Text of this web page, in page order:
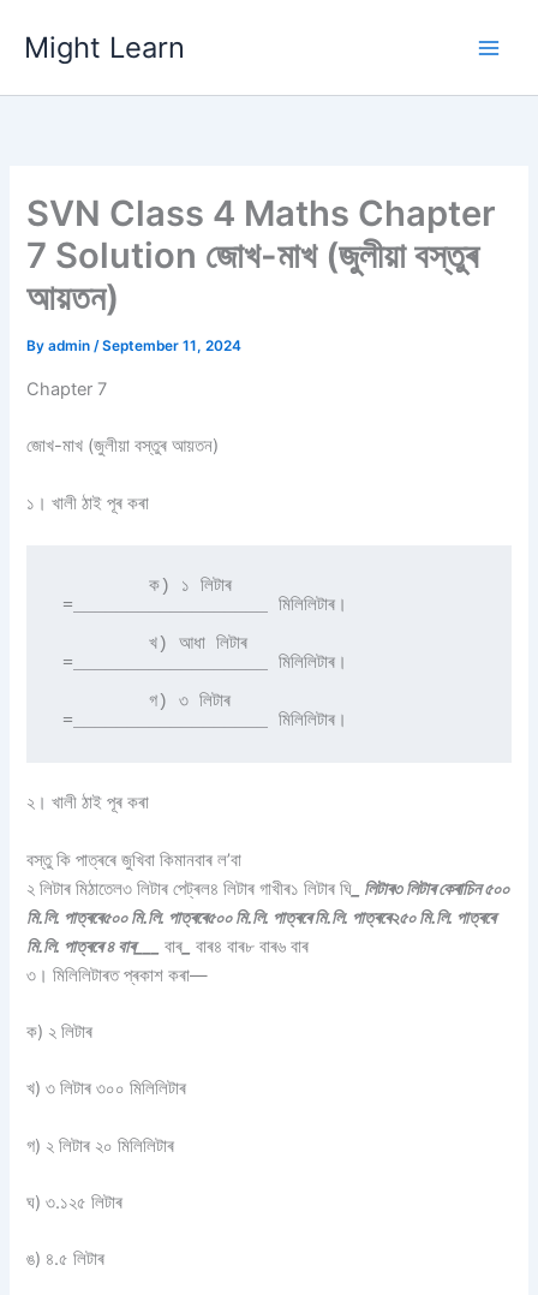
content
Might Learn
SVN Class 4 Maths Chapter
7 Solution জোখ-মাখ (জুলীয়া বস্তুৰ
আয়তন)
Byadmin/September 11, 2024
Chapter 7
জোখ-মাখ (জুলীয়া বস্তুৰ আয়তন)
১। খালী ঠাই পূৰ কৰা
=__________________ মিলিলিটাৰ।
=__________________ মিলিলিটাৰ।
=__________________ মিলিলিটাৰ।
২। খালী ঠাই পূৰ কৰা
বস্তু কি পাত্ৰৰে জুখিবা কিমানবাৰ ল’বা
২ লিটাৰ মিঠাতেল৩ লিটাৰ পেট্ৰল৪ লিটাৰ গাখীৰ১ লিটাৰ ঘি _ লিটাৰ৩ লিটাৰ কেৰাচিন ৫০০
মি.লি. পাত্ৰৰে৫০০ মি.লি. পাত্ৰৰে৫০০ মি.লি. পাত্ৰৰে মি.লি. পাত্ৰৰে২৫০ মি.লি. পাত্ৰৰে
মি.লি. পাত্ৰৰে ৪ বাৰ___
বাৰ
বাৰ৪ বাৰ৮ বাৰ৬ বাৰ
৩। মিলিলিটাৰত প্ৰকাশ কৰা—
ক) ২ লিটাৰ
খ) ৩ লিটাৰ ৩০০ মিলিলিটাৰ
গ) ২ লিটাৰ ২০ মিলিলিটাৰ
ঘ) ৩.১২৫ লিটাৰ
ঙ) ৪.৫ লিটাৰ